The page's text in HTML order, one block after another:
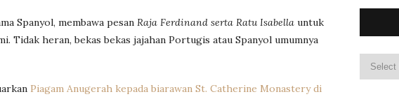
Spanyol, membawa pesan Raja Ferdinand serta Ratu Isabella untuk
Tidak heran, bekas bekas jajahan Portugis atau Spanyol umumnya
Piagam Anugerah kepada biarawan St. Catherine Monastery di